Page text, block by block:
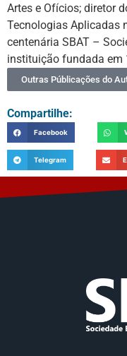
Artes e Ofícios; diretor
Tecnologias Aplicadas
centenária SBAT –
instituição fundada em
Outras Públicações do
Compartilhe:
Facebook
Telegram